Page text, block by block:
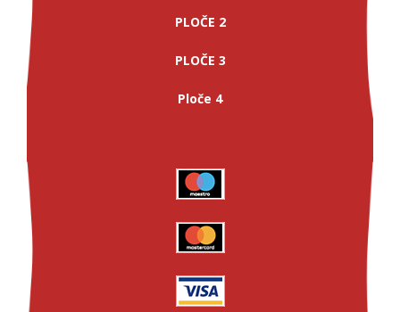
PLOČE 2
PLOČE 3
Ploče 4